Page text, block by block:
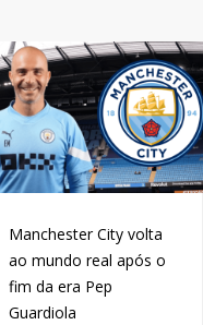
Manchester City volta
ao mundo real após o
fim da era Pep
Guardiola